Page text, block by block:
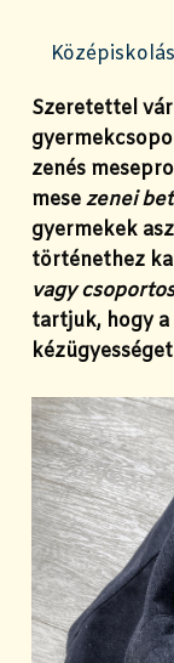
Szeretettel
zenés
mesezenei
gyermekek
történethez
vagy
tartjuk, hogy a